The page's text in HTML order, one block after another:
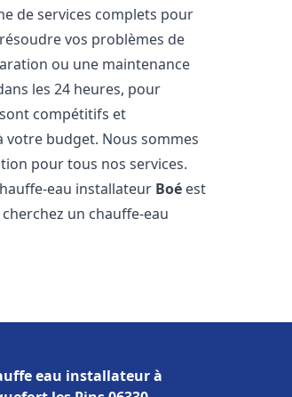
de services complets pour
vos problèmes de
ou une maintenance
les 24 heures, pour
compétitifs et
budget. Nous sommes
pour tous nos services.
eau installateur Boé est
un chauffe-eau
eau installateur à